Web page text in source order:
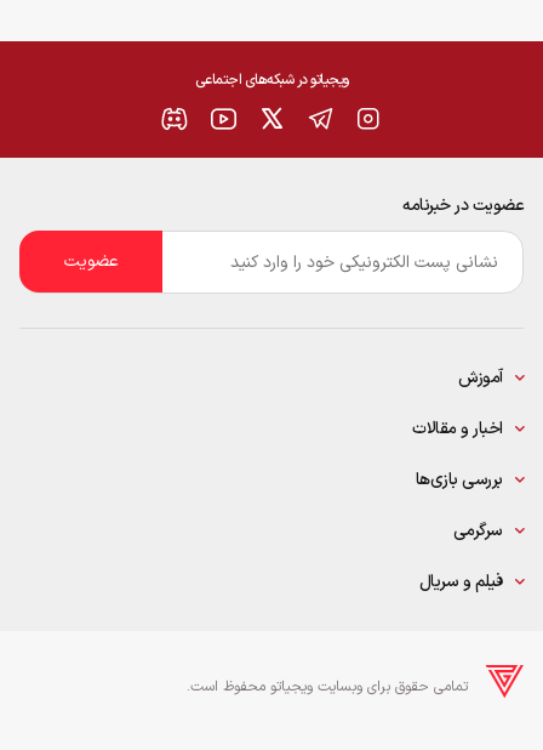
ویجیاتو در شبکه‌های اجتماعی
عضویت در خبرنامه
ایمیل
آموزش
اخبار و مقالات
بررسی بازی‌ها
سرگرمی
فیلم و سریال
تمامی حقوق برای وبسایت ویجیاتو محفوظ است.